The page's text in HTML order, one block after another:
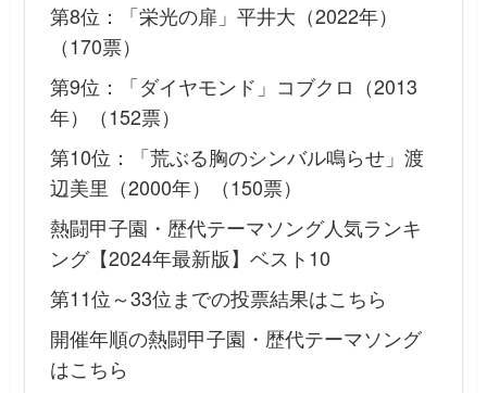
第8位：「栄光の扉」平井大（2022年）
（170票）
第9位：「ダイヤモンド」コブクロ（2013
年）（152票）
第10位：「荒ぶる胸のシンバル鳴らせ」渡
辺美里（2000年）（150票）
熱闘甲子園・歴代テーマソング人気ランキ
ング【2024年最新版】ベスト10
第11位～33位までの投票結果はこちら
開催年順の熱闘甲子園・歴代テーマソング
はこちら